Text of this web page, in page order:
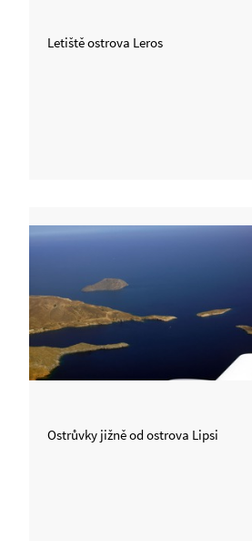
Letiště ostrova Leros
Ostrůvky jižně od ostrova Lipsi